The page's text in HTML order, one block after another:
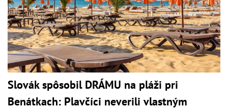
Slovák spôsobil DRÁMU na pláži pri
Benátkach: Plavčíci neverili vlastným